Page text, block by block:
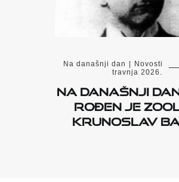
Na današnji dan Novosti
travnja 2026.
Na današnji dan
rođen je
Krunoslav